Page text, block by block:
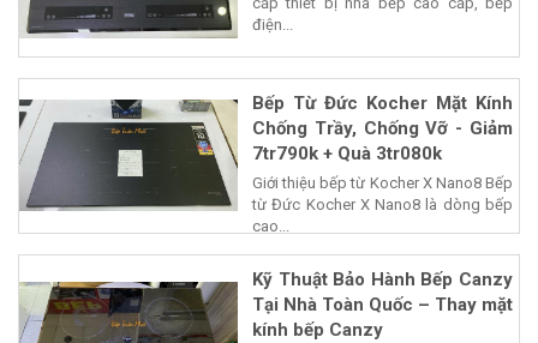
điện...
Bếp Từ Đức Kocher Mặt Kính
Chống Trầy, Chống Vỡ - Giảm
7tr790k + Quà 3tr080k
Giới thiệu bếp từ Kocher X Nano8 Bếp
từ Đức Kocher X Nano8 là dòng bếp
cao...
Kỹ Thuật Bảo Hành Bếp Canzy
Tại Nhà Toàn Quốc – Thay mặt
kính bếp Canzy